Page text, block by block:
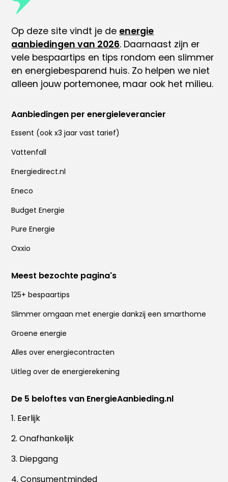
Op deze site vindt je de energie
aanbiedingen van 2026. Daarnaast zijn er
vele bespaartips en tips rondom een slimmer
en energiebesparend huis. Zo helpen we niet
alleen jouw portemonee, maar ook het milieu.
Aanbiedingen per energieleverancier
Essent (ook x3 jaar vast tarief)
Vattenfall
Energiedirect.nl
Eneco
Budget Energie
Pure Energie
Oxxio
Meest bezochte pagina's
125+ bespaartips
Slimmer omgaan met energie dankzij een smarthome
Groene energie
Alles over energiecontracten
Uitleg over de energierekening
De 5 beloftes van EnergieAanbieding.nl
1. Eerlijk
2. Onafhankelijk
3. Diepgang
4. Consumentminded